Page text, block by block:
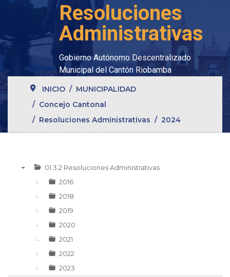
Resoluciones
Administrativas
Gobierno Autónomo Descentralizado
Municipal del Cantón Riobamba
INICIO
MUNICIPALIDAD
Concejo Cantonal
Resoluciones Administrativas
2024
01.3.2 Resoluciones Administrativas
2016
2018
2019
2020
2021
2022
2023